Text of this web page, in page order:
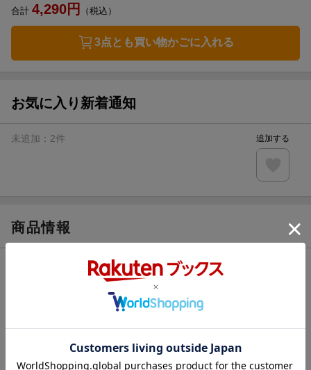
合計 4,290円 （税込）
3点とも買い物かごに入れる
お気に入り新着通知
未追加： 2件 追加する
商品情報
2024年11月27日頃
月神サキ
(著) ,
まろ(絵)
レーベル フェアリーキス
Jパブリッシング